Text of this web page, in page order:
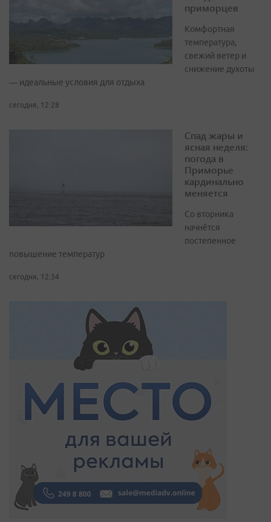
приморцев
Комфортная
температура,
свежий ветер и
снижение духоты
— идеальные условия для отдыха
сегодня, 12:28
Спад жары и
ясная неделя:
погода в
Приморье
кардинально
меняется
Со вторника
начнётся
постепенное
повышение температур
сегодня, 12:34